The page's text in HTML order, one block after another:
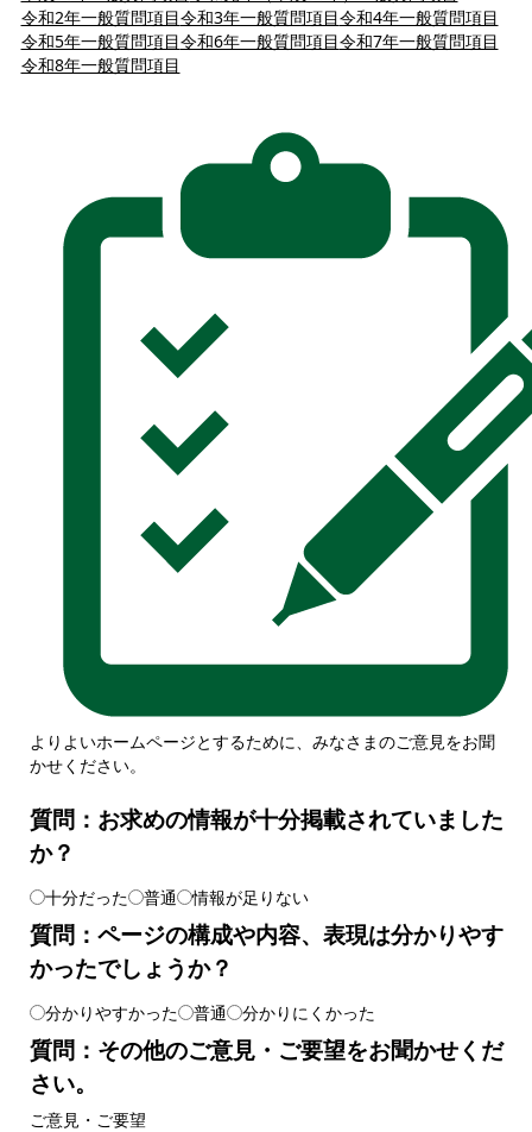
令和2年一般質問項目令和3年一般質問項目令和4年一般質問項目
令和5年一般質問項目令和6年一般質問項目令和7年一般質問項目
令和8年一般質問項目
よりよいホームページとするために、みなさまのご意見をお聞
かせください。
質問：お求めの情報が十分掲載されていました
か？
十分だった 普通 情報が足りない
質問：ページの構成や内容、表現は分かりやす
かったでしょうか？
分かりやすかった 普通 分かりにくかった
質問：その他のご意見・ご要望をお聞かせくだ
さい。
ご意見・ご要望